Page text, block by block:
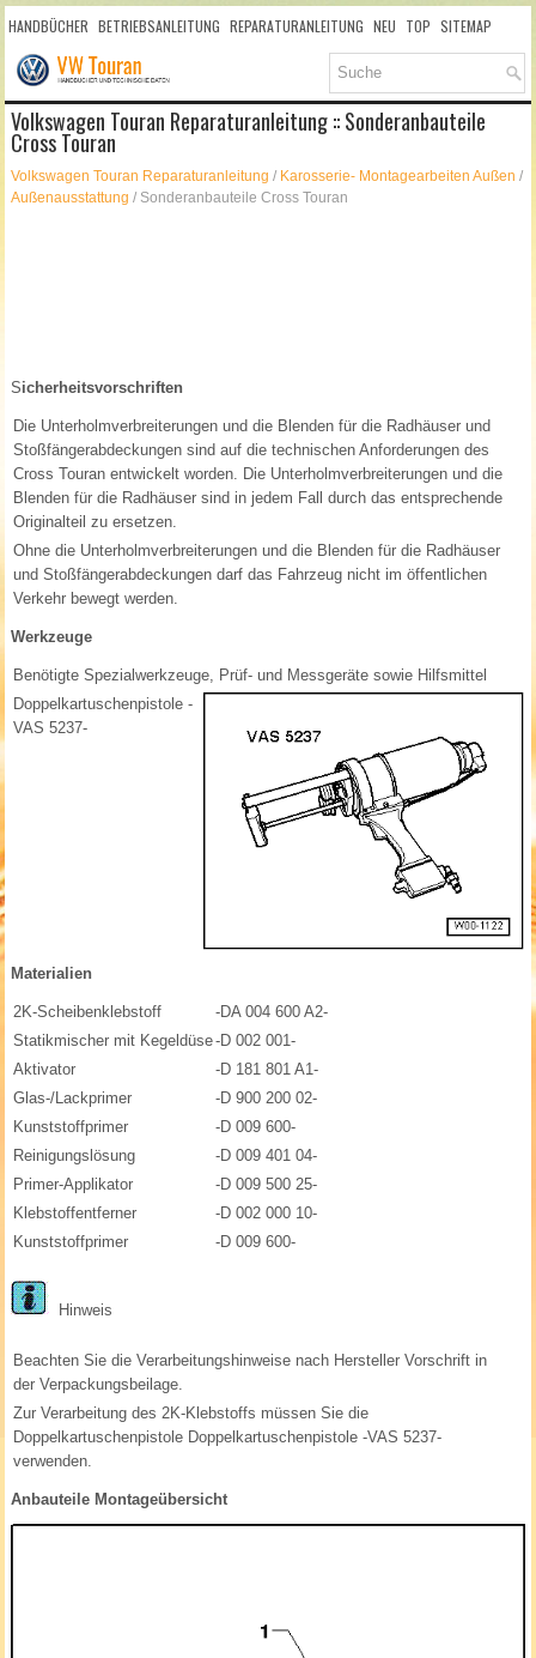
HANDBÜCHER BETRIEBSANLEITUNG REPARATURANLEITUNG NEU TOP SITEMAP
SUCHLAUF
Volkswagen Touran Reparaturanleitung :: Sonderanbauteile
Cross Touran
Volkswagen Touran Reparaturanleitung / Karosserie- Montagearbeiten Außen /
Außenausstattung / Sonderanbauteile Cross Touran
Sicherheitsvorschriften
Die Unterholmverbreiterungen und die Blenden für die Radhäuser und
Stoßfängerabdeckungen sind auf die technischen Anforderungen des
Cross Touran entwickelt worden. Die Unterholmverbreiterungen und die
Blenden für die Radhäuser sind in jedem Fall durch das entsprechende
Originalteil zu ersetzen.
Ohne die Unterholmverbreiterungen und die Blenden für die Radhäuser
und Stoßfängerabdeckungen darf das Fahrzeug nicht im öffentlichen
Verkehr bewegt werden.
Werkzeuge
Benötigte Spezialwerkzeuge, Prüf- und Messgeräte sowie Hilfsmittel
Doppelkartuschenpistole -
VAS 5237-
Materialien
2K-Scheibenklebstoff
-DA 004 600 A2-
Statikmischer mit Kegeldüse-D 002 001-
Aktivator
-D 181 801 A1-
Glas-/Lackprimer
-D 900 200 02-
Kunststoffprimer
-D 009 600-
Reinigungslösung
-D 009 401 04-
Primer-Applikator
-D 009 500 25-
Klebstoffentferner
-D 002 000 10-
Kunststoffprimer
-D 009 600-
Hinweis
Beachten Sie die Verarbeitungshinweise nach Hersteller Vorschrift in
der Verpackungsbeilage.
Zur Verarbeitung des 2K-Klebstoffs müssen Sie die
Doppelkartuschenpistole Doppelkartuschenpistole -VAS 5237-
verwenden.
Anbauteile Montageübersicht